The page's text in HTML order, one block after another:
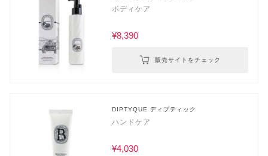
ボディケア
¥8,390
販売サイトをチェック
DIPTYQUE ディプティック
ハンドケア
¥4,030